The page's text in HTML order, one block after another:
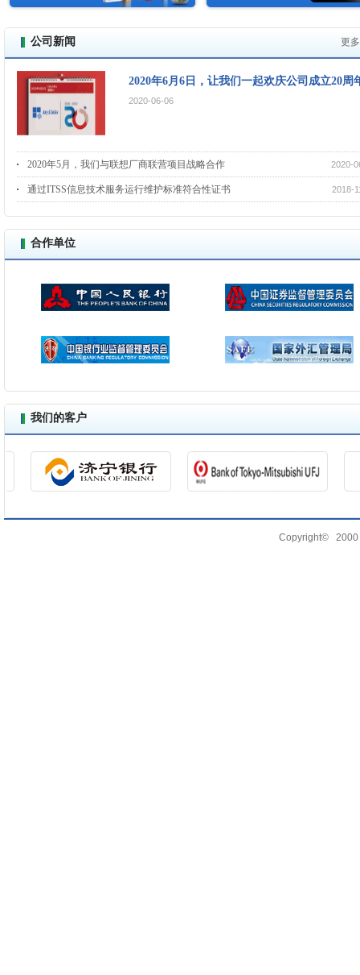
公司新闻 更
2020年6月6日，让我们一起欢庆公司成立20周
2020-06-06
2020年5月，我们与联想厂商联营项目战略合作 2020-
通过ITSS信息技术服务运行维护标准符合性证书 2018-
合作单位
我们的客户
Copyright©